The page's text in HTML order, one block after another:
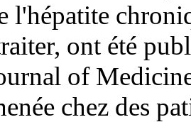
l'hépatite
ont été
of
chez des